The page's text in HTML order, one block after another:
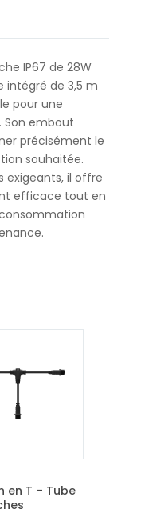
IP67 de 28W
intégré de 3,5 m
pour une
Son embout
précisément le
souhaitée.
exigeants, il offre
efficace tout en
en T – Tube